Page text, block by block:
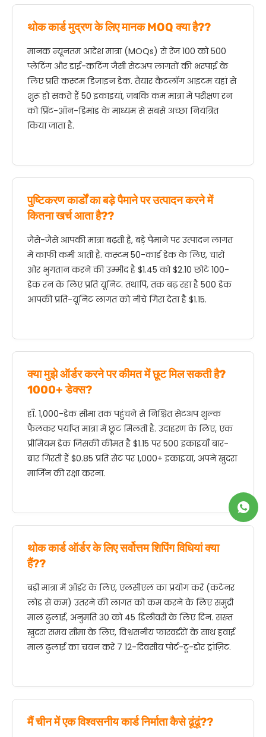
थोक कार्ड मुद्रण के लिए मानक MOQ क्या है??
मानक न्यूनतम आदेश मात्रा (MOQs) से रेंज 100 को 500
प्लेटिंग और डाई-कटिंग जैसी सेटअप लागतों की भरपाई के
लिए प्रति कस्टम डिज़ाइन डेक. तैयार कैटलॉग आइटम यहां से
शुरू हो सकते हैं 50 इकाइयां, जबकि कम मात्रा में परीक्षण रन
को प्रिंट-ऑन-डिमांड के माध्यम से सबसे अच्छा नियंत्रित
किया जाता है.
पुष्टिकरण कार्डों का बड़े पैमाने पर उत्पादन करने में
कितना खर्च आता है??
जैसे-जैसे आपकी मात्रा बढ़ती है, बड़े पैमाने पर उत्पादन लागत
में काफी कमी आती है. कस्टम 50-कार्ड डेक के लिए, चारों
ओर भुगतान करने की उम्मीद है $1.45 को $2.10 छोटे 100-
डेक रन के लिए प्रति यूनिट. तथापि, तक बढ़ रहा है 500 डेक
आपकी प्रति-यूनिट लागत को नीचे गिरा देता है $1.15.
क्या मुझे ऑर्डर करने पर कीमत में छूट मिल सकती है?
1000+ डेक्स?
हाँ. 1,000-डेक सीमा तक पहुंचने से निश्चित सेटअप शुल्क
फैलकर पर्याप्त मात्रा में छूट मिलती है. उदाहरण के लिए, एक
प्रीमियम डेक जिसकी कीमत है $1.15 पर 500 इकाइयाँ बार-
बार गिरती हैं $0.85 प्रति सेट पर 1,000+ इकाइयां, अपने खुदरा
मार्जिन की रक्षा करना.
थोक कार्ड ऑर्डर के लिए सर्वोत्तम शिपिंग विधियां क्या
हैं??
बड़ी मात्रा में ऑर्डर के लिए, एलसीएल का प्रयोग करें (कंटेनर
लोड से कम) उतरने की लागत को कम करने के लिए समुद्री
माल ढुलाई, अनुमति 30 को 45 डिलीवरी के लिए दिन. सख्त
खुदरा समय सीमा के लिए, विश्वसनीय फारवर्डरों के साथ हवाई
माल ढुलाई का चयन करें 7 12-दिवसीय पोर्ट-टू-डोर ट्रांज़िट.
मैं चीन में एक विश्वसनीय कार्ड निर्माता कैसे ढूंढूं??